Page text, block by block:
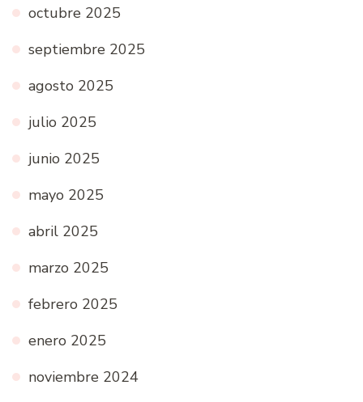
octubre 2025
septiembre 2025
agosto 2025
julio 2025
junio 2025
mayo 2025
abril 2025
marzo 2025
febrero 2025
enero 2025
noviembre 2024